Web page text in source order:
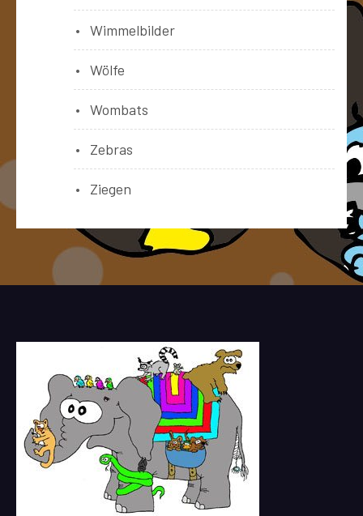
Wimmelbilder
Wölfe
Wombats
Zebras
Ziegen